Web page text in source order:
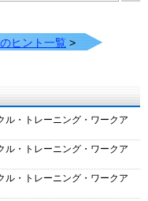
ヒント一覧 >
・トレーニング・ワークア
・トレーニング・ワークア
・トレーニング・ワークア